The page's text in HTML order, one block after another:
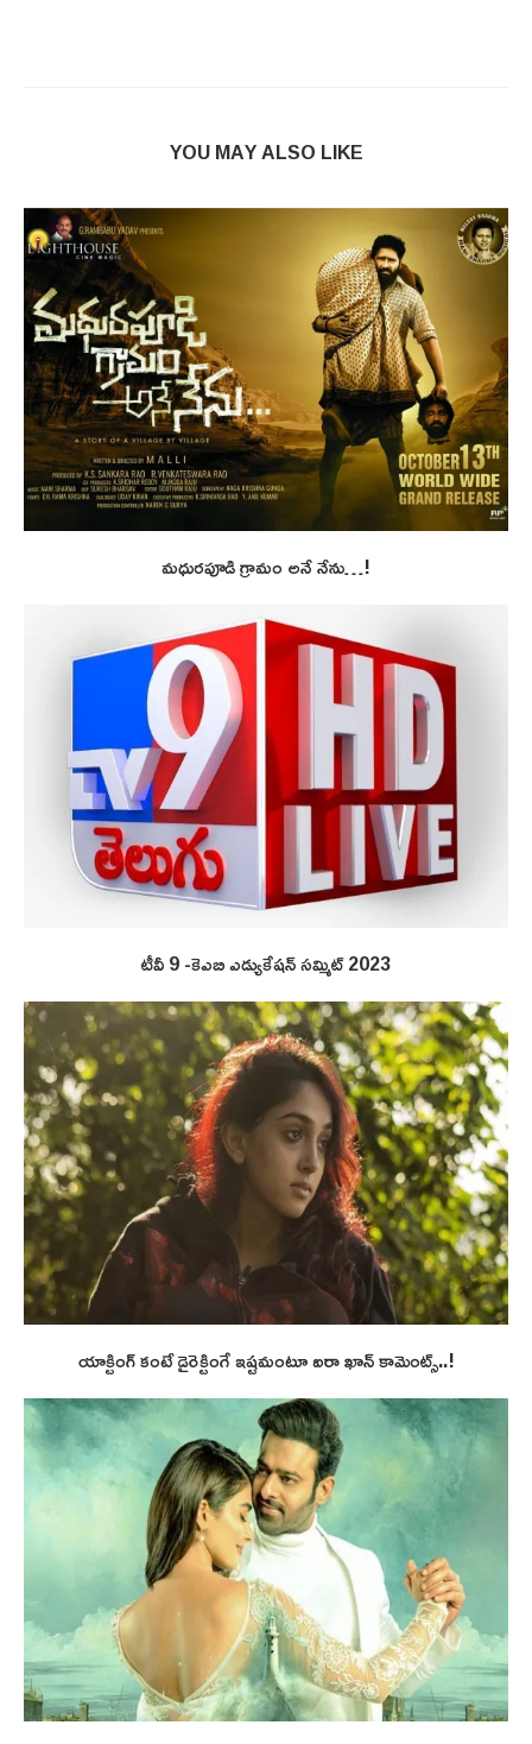
YOU MAY ALSO LIKE
మధురపూడి గ్రామం అనే నేను…!
టీవీ 9 -కెఎబి ఎడ్యుకేషన్ సమ్మిట్ 2023
యాక్టింగ్ కంటే డైరెక్టింగే ఇష్టమంటూ ఐరా ఖాన్ కామెంట్స్..!